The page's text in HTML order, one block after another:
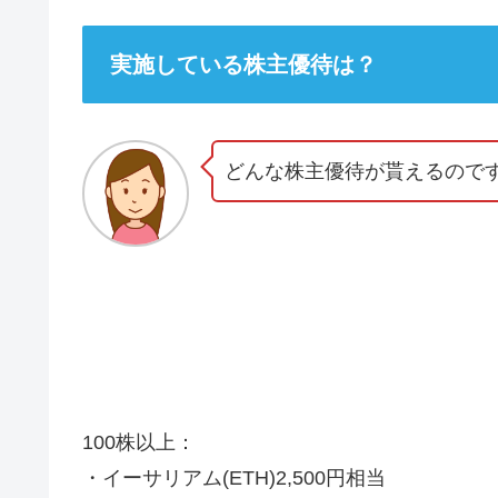
実施している株主優待は？
どんな株主優待が貰えるので
100株以上：
・イーサリアム(ETH)2,500円相当